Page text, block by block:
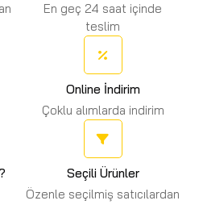
En geç 24 saat içinde
teslim
Online İndirim
Çoklu alımlarda indirim
Seçili Ürünler
Özenle seçilmiş satıcılardan